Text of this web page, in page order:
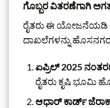
ಗೊಬ್ಬರ ವಿತರಣೆಗಾಗಿ
ರೈತರು ಈ ಯೋಜನೆಯಡಿ
ದಾಖಲೆಗಳನ್ನು
ಏಪ್ರಿಲ್ 2025
ರೈತರು ಕೃಷಿ ಭೂಮಿ
ಆಧಾರ್ ಕಾರ್ಡ್